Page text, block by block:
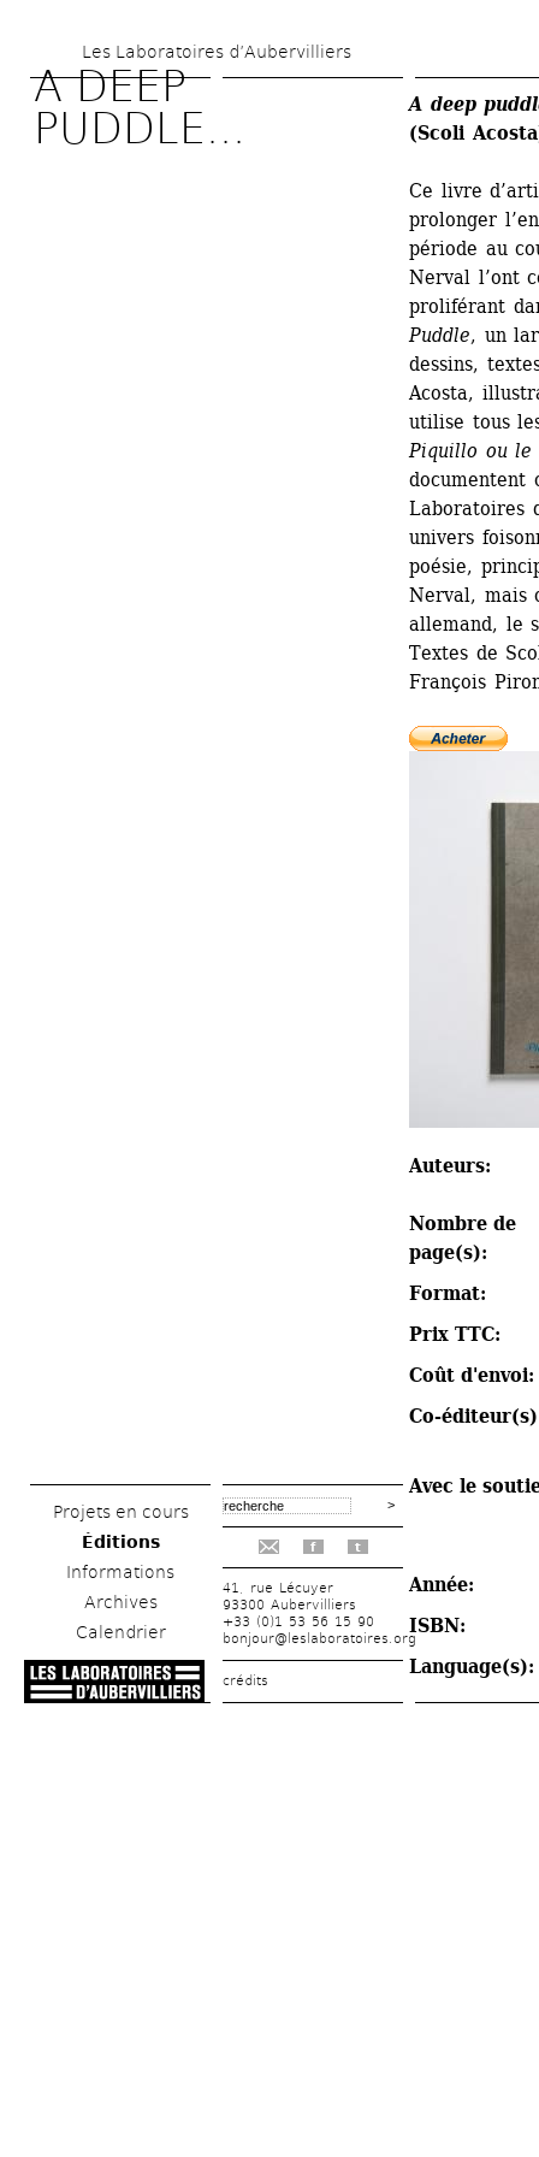
au
contenu
principal
Les Laboratoires d’Aubervilliers
A DEEP
PUDDLE...
Projets en cours
Éditions
Informations
Archives
Calendrier
f t
41, rue Lécuyer
93300 Aubervilliers
+33 (0)1 53 56 15 90
bonjour@leslaboratoires.org
crédits
A deep
(Scoli
Ce livre
prolonger
période au
Nerval l’ont
proliférant
Puddle, un
dessins,
Acosta,
utilise tous
Piquillo ou le
documentent
Laboratoires
univers
poésie,
Nerval, mais
allemand, le
Textes de
François
Auteurs:
Nombre de
page(s):
Format:
Prix TTC:
Coût d'envoi:
Co-
Avec le
Année:
ISBN:
Language(s):